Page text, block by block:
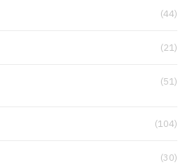
(44)
(21)
(51)
(104)
(30)